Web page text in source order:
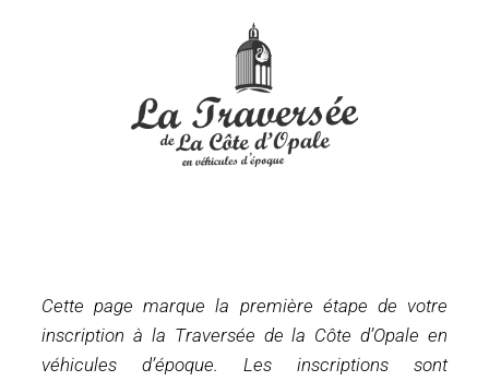
Cette page marque la première étape de votre
inscription à la Traversée de la Côte d’Opale en
véhicules d’époque. L es inscriptions sont